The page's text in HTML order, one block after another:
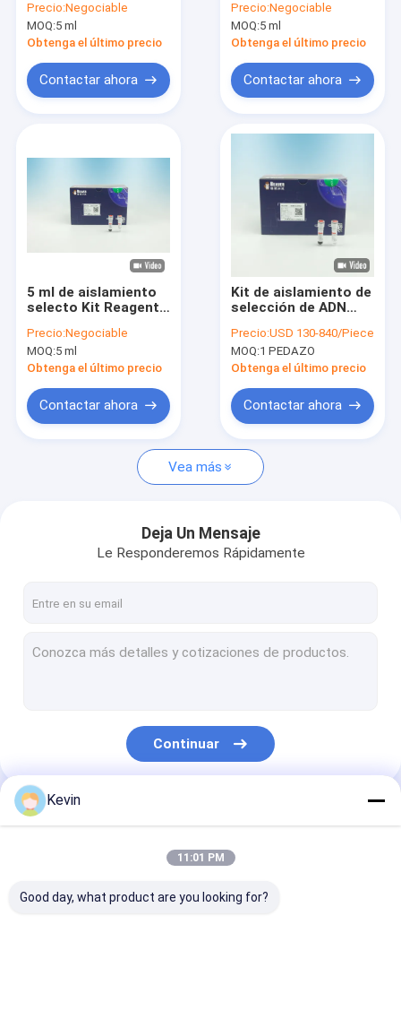
Productos
Videos
Control de calidad
Éntrenos en contacto con
Gotas magnéticas del polímero
Gotas magnéticas de la agarosa
Purificación magnética de la proteína de las gotas
Equipos ácidos nucléicos de la extracción
aislamiento de la
DNA de 60 ml
Precio:Negociable
MOQ:5 ml
Obtenga el último precio
Contactar ahora
del equipo de la
purificación del
producto de la
cadena de 5 ml para
la construcción de la
Precio:Negociable
MOQ:5 ml
Obtenga el último precio
Contactar ahora
5 ml de aislamiento
selecto Kit Reagents
seleccionar
fragmentos de la
DNA con tamaño
Precio:Negociable
MOQ:5 ml
Obtenga el último precio
Contactar ahora
Kit de aislamiento de
selección de ADN
construcción de
bibliotecas de ADN
OEM
Precio:USD 130-840/Piece
MOQ:1 PEDAZO
Obtenga el último precio
Contactar ahora
Vea más
Deja Un Mensaje
Le Responderemos Rápidamente
Continuar
Nuestras Categorías
Kevin
11:01 PM
Good day, what product are you looking for?